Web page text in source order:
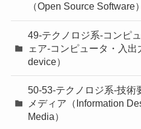
（Open Source Software）
49-テクノロジ系-コンピ
ェア-コンピュータ・入
device）
50-53-テクノロジ系-技術
メディア（Information
Media）